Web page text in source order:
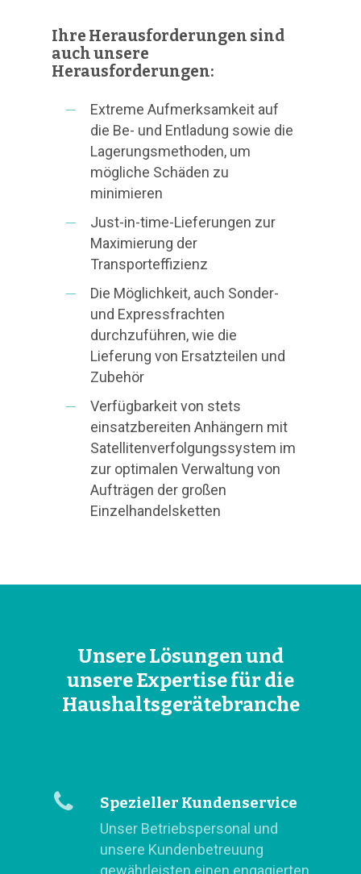
Ihre Herausforderungen sind
auch unsere
Herausforderungen:
Extreme Aufmerksamkeit auf
die Be- und Entladung sowie die
Lagerungsmethoden, um
mögliche Schäden zu
minimieren
Just-in-time-Lieferungen zur
Maximierung der
Transporteffizienz
Die Möglichkeit, auch Sonder-
und Expressfrachten
durchzuführen, wie die
Lieferung von Ersatzteilen und
Zubehör
Verfügbarkeit von stets
einsatzbereiten Anhängern mit
Satellitenverfolgungssystem im
zur optimalen Verwaltung von
Aufträgen der großen
Einzelhandelsketten
Unsere Lösungen und
unsere Expertise für die
Haushaltsgerätebranche
Spezieller Kundenservice
Unser Betriebspersonal und
unsere Kundenbetreuung
gewährleisten einen engagierten